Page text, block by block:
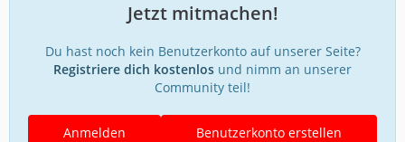
Jetzt mitmachen!
Du hast noch kein Benutzerkonto auf unserer Seite?
Registriere dich kostenlos und nimm an unserer
Community teil!
Benutzerkonto erstellen
Anmelden